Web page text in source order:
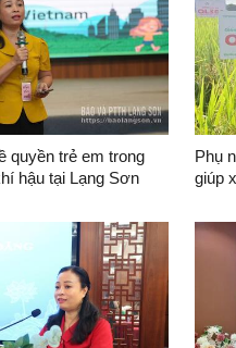
quyền trẻ em trong
hậu tại Lạng Sơn
Phụ
giúp